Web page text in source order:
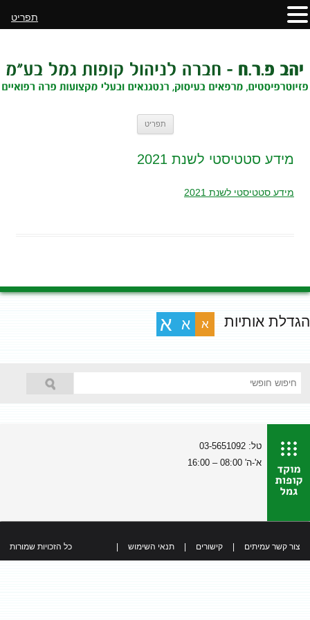
תפריט
מידע סטטיסטי לשנת 2021
מידע סטטיסטי לשנת 2021
הגדלת אותיות א א א
טל: 03-5651092
א'-ה' 08:00 – 16:00
צור קשר עמיתים קישורים תנאי השימוש כל הזכויות שמורות
תפריט